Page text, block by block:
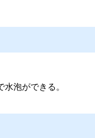
泡ができる。